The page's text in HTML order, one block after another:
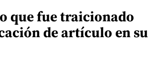
que fue traicionado
de artículo en su